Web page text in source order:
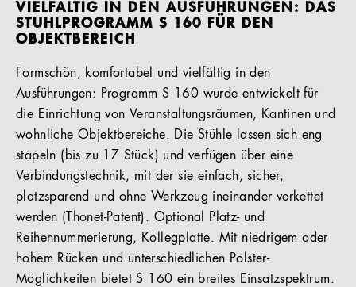
VIELFÄLTIG IN DEN AUSFÜHRUNGEN: DAS
STUHLPROGRAMM S 160 FÜR DEN
OBJEKTBEREICH
Formschön, komfortabel und vielfältig in den
Ausführungen: Programm S 160 wurde entwickelt für
die Einrichtung von Veranstaltungsräumen, Kantinen und
wohnliche Objektbereiche. Die Stühle lassen sich eng
stapeln (bis zu 17 Stück) und verfügen über eine
Verbindungstechnik, mit der sie einfach, sicher,
platzsparend und ohne Werkzeug ineinander verkettet
werden (Thonet-Patent). Optional Platz- und
Reihennummerierung, Kollegplatte. Mit niedrigem oder
hohem Rücken und unterschiedlichen Polster-
Möglichkeiten bietet S 160 ein breites Einsatzspektrum.